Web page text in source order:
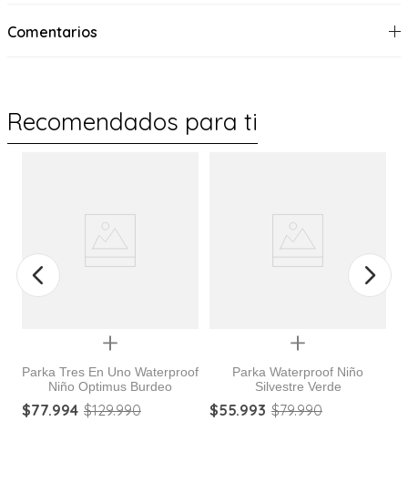
Comentarios
Recomendados para ti
Quickview
Parka Tres En Uno Waterproof
Niño Optimus Burdeo
$77.994 $129.990
Quickview
Parka Waterproof Niño
Silvestre Verde
$55.993 $79.990